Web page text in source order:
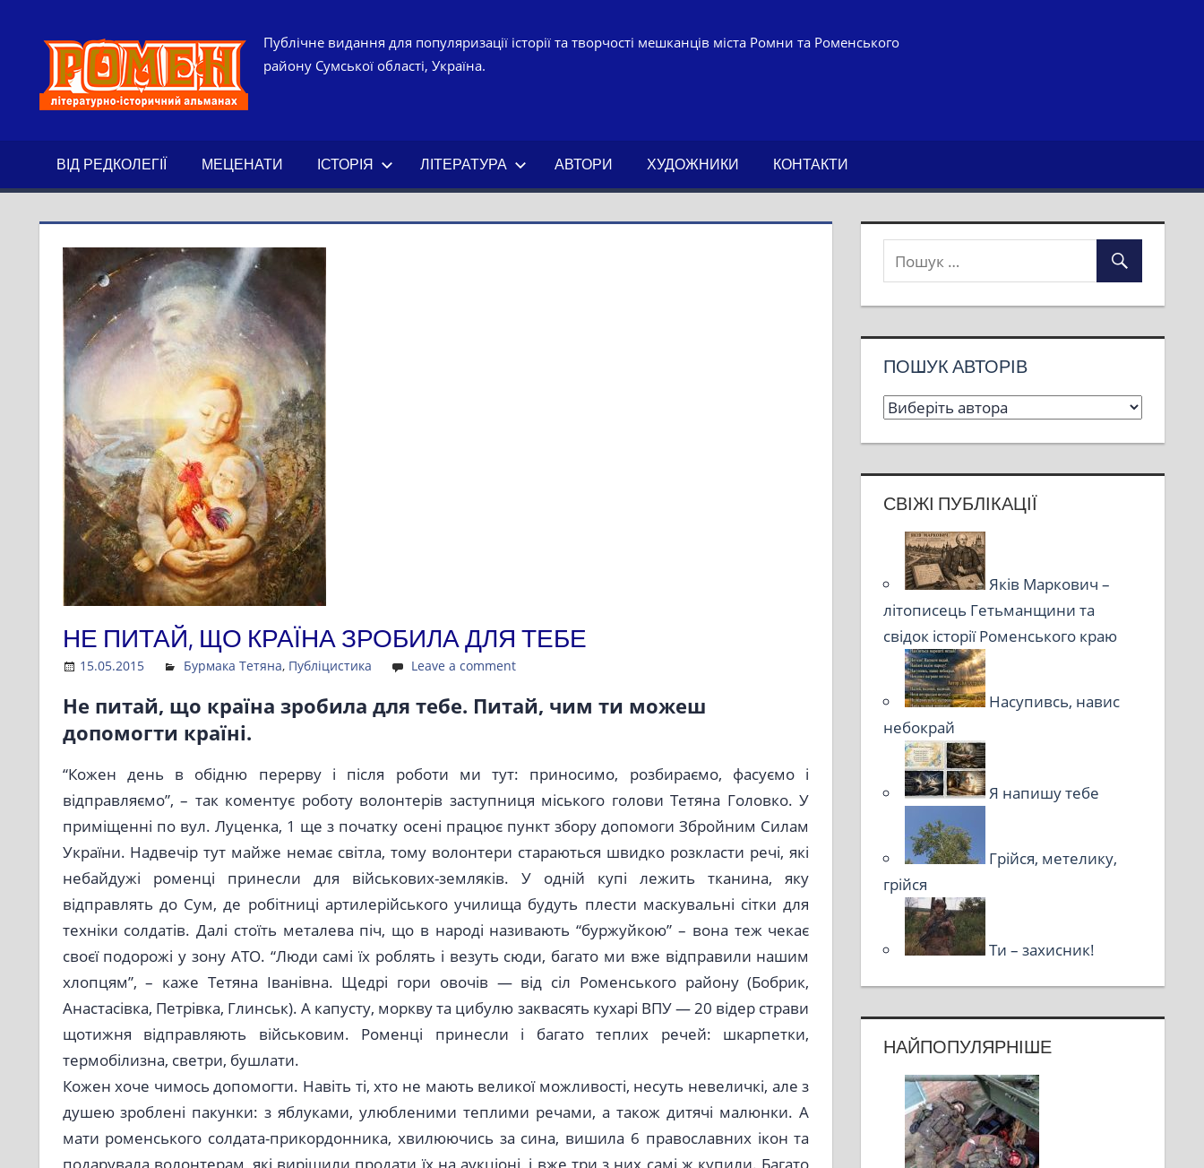
РОМЕН.
ІСТОРИЧНИЙ
АЛЬМАНАХ.
Публічне видання для популяризації історії та творчості мешканців міста Ромни та Роменського
району Сумської області, Україна.
ВІД РЕДКОЛЕГІЇ МЕЦЕНАТИ ІСТОРІЯ ЛІТЕРАТУРА АВТОРИ ХУДОЖНИКИ КОНТАКТИ
НЕ ПИТАЙ, ЩО КРАЇНА ЗРОБИЛА ДЛЯ ТЕБЕ
15.05.2015 Admin
Бурмака Тетяна, Публіцистика Leave a comment
Не питай, що країна зробила для тебе. Питай, чим ти можеш
допомогти країні.
“Кожен день в обідню перерву і після роботи ми тут: приносимо, розбираємо, фасуємо і
відправляємо”, – так коментує роботу волонтерів заступниця міського голови Тетяна Головко. У
приміщенні по вул. Луценка, 1 ще з початку осені працює пункт збору допомоги Збройним Силам
України. Надвечір тут майже немає світла, тому волонтери стараються швидко розкласти речі, які
небайдужі роменці принесли для військових-земляків. У одній купі лежить тканина, яку
відправлять до Сум, де робітниці артилерійського училища будуть плести маскувальні сітки для
техніки солдатів. Далі стоїть металева піч, що в народі називають “буржуйкою” – вона теж чекає
своєї подорожі у зону АТО. “Люди самі їх роблять і везуть сюди, багато ми вже відправили нашим
хлопцям”, – каже Тетяна Іванівна. Щедрі гори овочів — від сіл Роменського району (Бобрик,
Анастасівка, Петрівка, Глинськ). А капусту, моркву та цибулю заквасять кухарі ВПУ — 20 відер страви
щотижня відправляють військовим. Роменці принесли і багато теплих речей: шкарпетки,
термобілизна, светри, бушлати.
Кожен хоче чимось допомогти. Навіть ті, хто не мають великої можливості, несуть невеличкі, але з
душею зроблені пакунки: з яблуками, улюбленими теплими речами, а також дитячі малюнки. А
мати роменського солдата-прикордонника, хвилюючись за сина, вишила 6 православних ікон та
подарувала волонтерам, які вирішили продати їх на аукціоні, і вже три з них самі ж купили. Багато
ПОШУК АВТОРІВ
СВІЖІ ПУБЛІКАЦІЇ
Яків Маркович –
літописець Гетьманщини та
свідок історії Роменського краю
Насупивсь, навис
небокрай
Я напишу тебе
Грійся, метелику,
грійся
Ти – захисник!
НАЙПОПУЛЯРНІШЕ